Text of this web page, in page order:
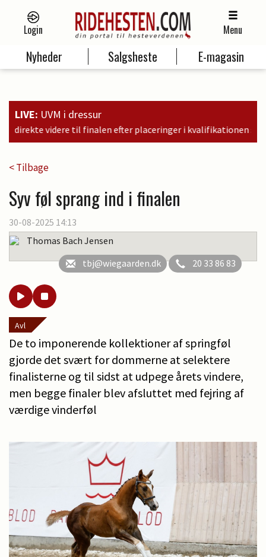
Login Menu
Nyheder Salgsheste E-magasin
LIVE: UVM i dressur
i kvalifikationen som nr. 6, 9 og 11
< Tilbage
Syv føl sprang ind i finalen
30-08-2025 14:13
Thomas Bach Jensen
tbj@wiegaarden.dk
20 33 86 83
Avl
De to imponerende kollektioner af springføl
gjorde det svært for dommerne at selektere
finalisterne og til sidst at udpege årets vindere,
men begge finaler blev afsluttet med fejring af
værdige vinderføl